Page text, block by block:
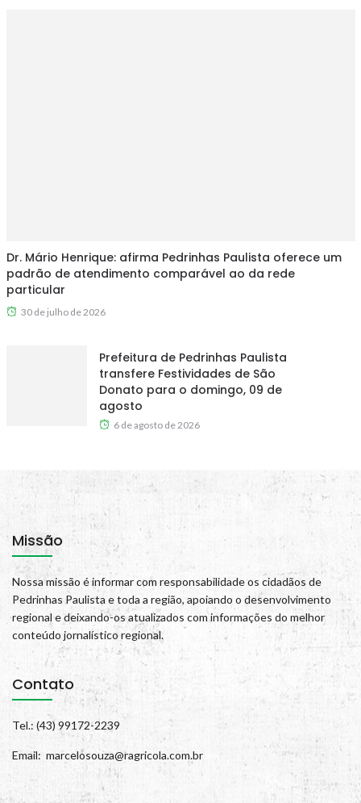
Dr. Mário Henrique: afirma Pedrinhas Paulista oferece um
padrão de atendimento comparável ao da rede
particular
30 de julho de 2026
Prefeitura de Pedrinhas Paulista
transfere Festividades de São
Donato para o domingo, 09 de
agosto
6 de agosto de 2026
Missão
Nossa missão é informar com responsabilidade os cidadãos de
Pedrinhas Paulista e toda a região, apoiando o desenvolvimento
regional e deixando-os atualizados com informações do melhor
conteúdo jornalístico regional.
Contato
Tel.: (43) 99172-2239
Email: marcelosouza@ragricola.com.br